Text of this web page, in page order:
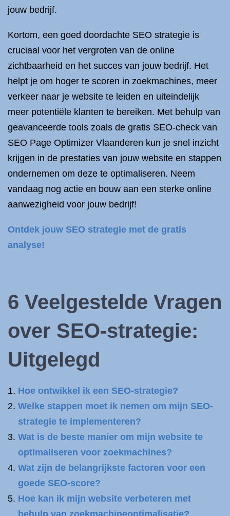
jouw bedrijf.
Kortom, een goed doordachte SEO strategie is
cruciaal voor het vergroten van de online
zichtbaarheid en het succes van jouw bedrijf. Het
helpt je om hoger te scoren in zoekmachines, meer
verkeer naar je website te leiden en uiteindelijk
meer potentiële klanten te bereiken. Met behulp van
geavanceerde tools zoals de gratis SEO-check van
SEO Page Optimizer Vlaanderen kun je snel inzicht
krijgen in de prestaties van jouw website en stappen
ondernemen om deze te optimaliseren. Neem
vandaag nog actie en bouw aan een sterke online
aanwezigheid voor jouw bedrijf!
Ontdek jouw SEO strategie met de gratis
analyse!
6 Veelgestelde Vragen
over SEO-strategie:
Uitgelegd
Hoe ontwikkel ik een SEO-strategie?
Welke stappen moet ik nemen om mijn SEO-
strategie te implementeren?
Wat is de beste manier om mijn website te
optimaliseren voor zoekmachines?
Wat zijn de belangrijkste factoren voor een
goede SEO-score?
Hoe kan ik mijn website verbeteren met
behulp van zoekmachineoptimalisatie?